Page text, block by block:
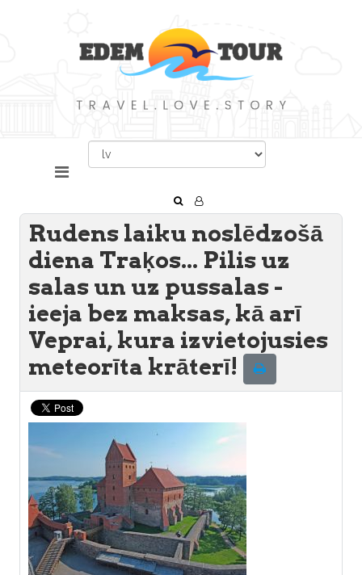
Rudens laiku noslēdzošā
diena Traķos... Pilis uz
salas un uz pussalas -
ieeja bez maksas, kā arī
Veprai, kura izvietojusies
meteorīta krāterī!